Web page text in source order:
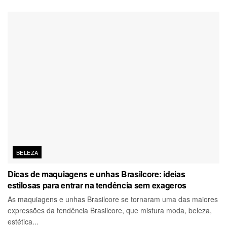
BELEZA
Dicas de maquiagens e unhas Brasilcore: ideias
estilosas para entrar na tendência sem exageros
As maquiagens e unhas Brasilcore se tornaram uma das maiores
expressões da tendência Brasilcore, que mistura moda, beleza,
estética...